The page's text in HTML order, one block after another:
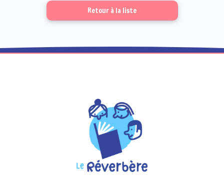
Retour à la liste